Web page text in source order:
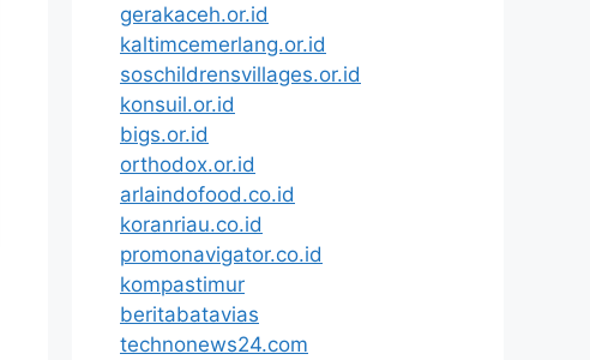
gerakaceh.or.id
kaltimcemerlang.or.id
soschildrensvillages.or.id
konsuil.or.id
bigs.or.id
orthodox.or.id
arlaindofood.co.id
koranriau.co.id
promonavigator.co.id
kompastimur
beritabatavias
technonews24.com